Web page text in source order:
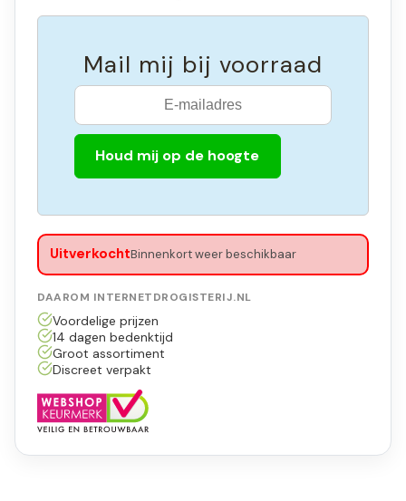
Mail mij bij voorraad
Houd mij op de hoogte
UitverkochtBinnenkort weer beschikbaar
DAAROM INTERNETDROGISTERIJ.NL
Voordelige prijzen
14 dagen bedenktijd
Groot assortiment
Discreet verpakt